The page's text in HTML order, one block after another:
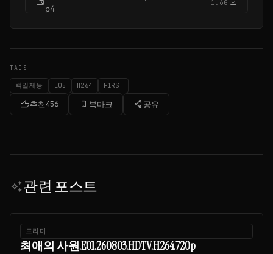
folder_zipp4
1.6G download
TAGS
백일제등 E05 H264 F1RST
thumb_up추천456 bookmark_border 북마크 share 공유
auto_awesome관련 포스트
드라마
최애의 사원.E01.260803.HDTV.H264.720p